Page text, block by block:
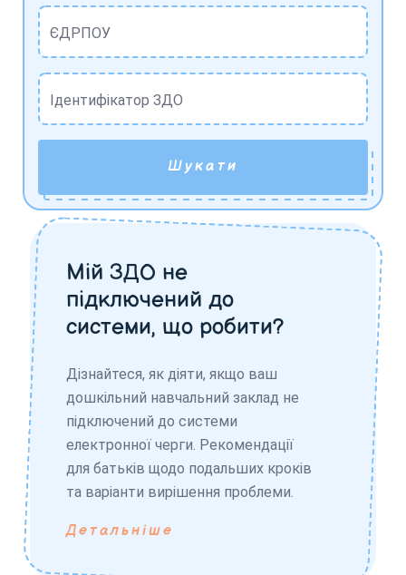
ЄДРПОУ
Ідентифікатор ЗДО
Шукати
Мій ЗДО не
підключений до
системи, що робити?
Дізнайтеся, як діяти, якщо ваш
дошкільний навчальний заклад не
підключений до системи
електронної черги. Рекомендації
для батьків щодо подальших кроків
та варіанти вирішення проблеми.
Детальніше